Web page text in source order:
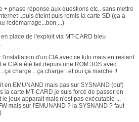
+ phase réponse aux questions etc.. sans mettre
..puis éteint puis remis la carte SD (ça a
redémarrage...bon ...)
place de l'exploit via MT-CARD bleu
l'installation d'un CIA avec ce tuto mais en restant
CIA a été fait depuis une ROM 3DS avec
charge ...ça charge ..et oui ça marche !!
en EMUNAND mais pas sur SYSNAND (ouf)
la carte MT-CARD je suis forcé de passer en
le jeux apparait mais n'est pas exécutable ...
mais sur l'EMUNAND ? la SYSNAND ? faut